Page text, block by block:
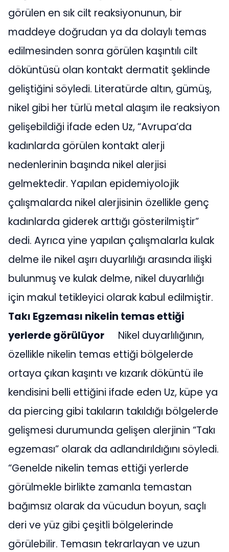
görülen en sık cilt reaksiyonunun, bir
maddeye doğrudan ya da dolaylı temas
edilmesinden sonra görülen kaşıntılı cilt
döküntüsü olan kontakt dermatit şeklinde
geliştiğini söyledi. Literatürde altın, gümüş,
nikel gibi her türlü metal alaşım ile reaksiyon
gelişebildiği ifade eden Uz, “Avrupa’da
kadınlarda görülen kontakt alerji
nedenlerinin başında nikel alerjisi
gelmektedir. Yapılan epidemiyolojik
çalışmalarda nikel alerjisinin özellikle genç
kadınlarda giderek arttığı gösterilmiştir”
dedi. Ayrıca yine yapılan çalışmalarla kulak
delme ile nikel aşırı duyarlılığı arasında ilişki
bulunmuş ve kulak delme, nikel duyarlılığı
için makul tetikleyici olarak kabul edilmiştir.
Takı Egzeması nikelin temas ettiği
yerlerde görülüyor
Nikel duyarlılığının,
özellikle nikelin temas ettiği bölgelerde
ortaya çıkan kaşıntı ve kızarık döküntü ile
kendisini belli ettiğini ifade eden Uz, küpe ya
da piercing gibi takıların takıldığı bölgelerde
gelişmesi durumunda gelişen alerjinin “Takı
egzeması” olarak da adlandırıldığını söyledi.
“Genelde nikelin temas ettiği yerlerde
görülmekle birlikte zamanla temastan
bağımsız olarak da vücudun boyun, saçlı
deri ve yüz gibi çeşitli bölgelerinde
görülebilir. Temasın tekrarlayan ve uzun